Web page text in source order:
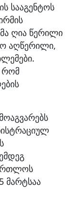
სააგენტოს
ღია წერილი
აღწერილი,
რომ
მარტსაა